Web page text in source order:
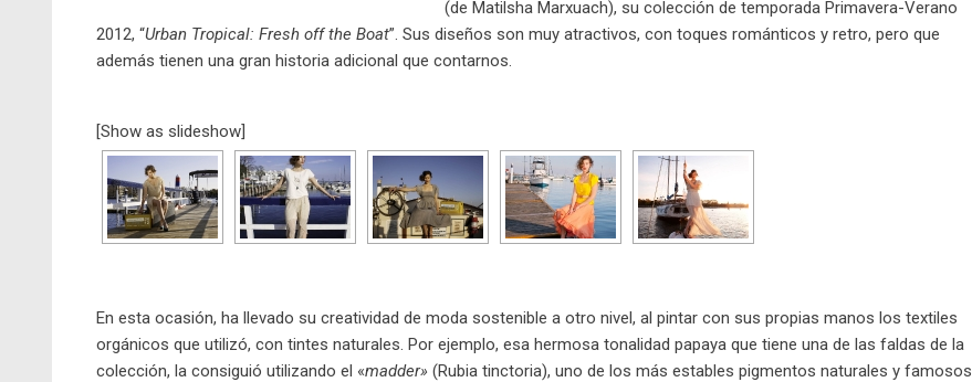
(de Matilsha Marxuach), su colección de temporada Primavera-Verano
2012, “Urban Tropical: Fresh off the Boat”. Sus diseños son muy atractivos, con toques románticos y retro, pero que
además tienen una gran historia adicional que contarnos.
[Show as slideshow]
En esta ocasión, ha llevado su creatividad de moda sostenible a otro nivel, al pintar con sus propias manos los textiles
orgánicos que utilizó, con tintes naturales. Por ejemplo, esa hermosa tonalidad papaya que tiene una de las faldas de la
colección, la consiguió utilizando el «madder» (Rubia tinctoria), uno de los más estables pigmentos naturales y famosos